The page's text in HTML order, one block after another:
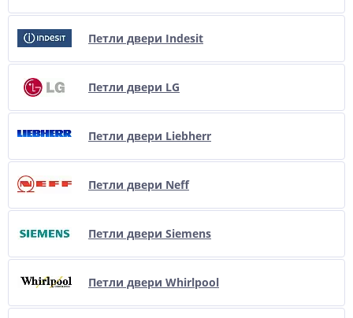
Петли двери Indesit
Петли двери LG
Петли двери Liebherr
Петли двери Neff
Петли двери Siemens
Петли двери Whirlpool